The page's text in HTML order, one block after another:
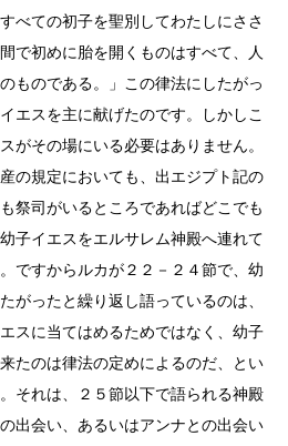
べての初子を聖別してわたしにささ
で初めに胎を開くものはすべて、人
ものである。」この律法にしたがっ
エスを主に献げたのです。しかしこ
がその場にいる必要はありません。
の規定においても、出エジプト記の
祭司がいるところであればどこでも
子イエスをエルサレム神殿へ連れて
ですからルカが２２－２４節で、幼
がったと繰り返し語っているのは、
スに当てはめるためではなく、幼子
たのは律法の定めによるのだ、とい
それは、２５節以下で語られる神殿
出会い、あるいはアンナとの出会い